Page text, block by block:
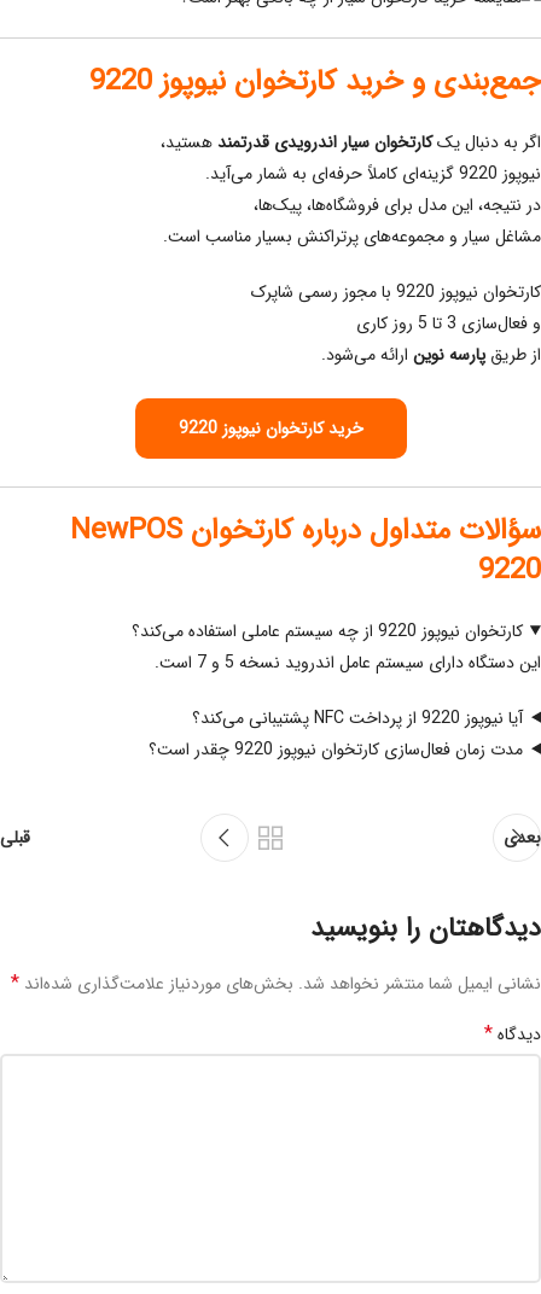
جمع‌بندی و خرید کارتخوان نیوپوز 9220
اگر به دنبال یککارتخوان سیار اندرویدی قدرتمندهستید،
نیوپوز 9220 گزینه‌ای کاملاً حرفه‌ای به شمار می‌آید.
در نتیجه، این مدل برای فروشگاه‌ها، پیک‌ها،
مشاغل سیار و مجموعه‌های پرتراکنش بسیار مناسب است.
کارتخوان نیوپوز 9220 با مجوز رسمی شاپرک
و فعال‌سازی 3 تا 5 روز کاری
از طریق پارسه نوین ارائه می‌شود.
خرید کارتخوان نیوپوز 9220
سؤالات متداول درباره کارتخوان NewPOS
9220
کارتخوان نیوپوز 9220 از چه سیستم عاملی استفاده می‌کند؟
این دستگاه دارای سیستم عامل اندروید نسخه 5 و 7 است.
آیا نیوپوز 9220 از پرداخت NFC پشتیبانی می‌کند؟
مدت زمان فعال‌سازی کارتخوان نیوپوز 9220 چقدر است؟
بعدی قبلی
دیدگاهتان را بنویسید
نشانی ایمیل شما منتشر نخواهد شد. بخش‌های موردنیاز علامت‌گذاری شده‌اند *
دیدگاه*